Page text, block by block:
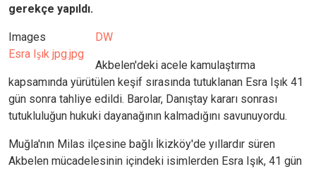
gerekçe yapıldı.
Images
Esra Işık jpg.jpg
DW
Akbelen'deki acele kamulaştırma
kapsamında yürütülen keşif sırasında tutuklanan Esra Işık 41
gün sonra tahliye edildi. Barolar, Danıştay kararı sonrası
tutukluluğun hukuki dayanağının kalmadığını savunuyordu.
Muğla'nın Milas ilçesine bağlı İkizköy'de yıllardır süren
Akbelen mücadelesinin içindeki isimlerden Esra Işık, 41 gün